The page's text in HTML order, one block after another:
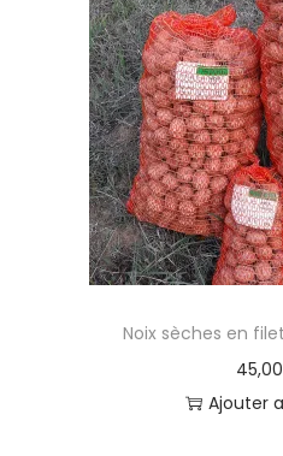
Noix sèches en
Ajouter